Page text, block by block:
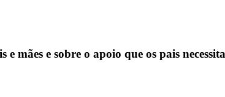
mães e sobre o apoio que os pais